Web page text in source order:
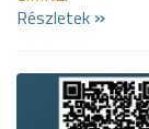
Részletek »